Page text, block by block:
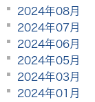
2024年08月
2024年07月
2024年06月
2024年05月
2024年03月
2024年01月